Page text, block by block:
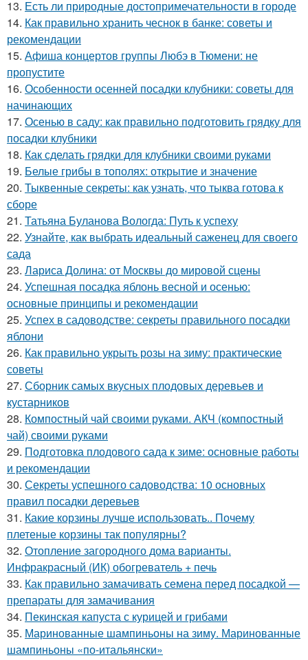
13. Есть ли природные достопримечательности в городе
14. Как правильно хранить чеснок в банке: советы и
рекомендации
15. Афиша концертов группы Любэ в Тюмени: не
пропустите
16. Особенности осенней посадки клубники: советы для
начинающих
17. Осенью в саду: как правильно подготовить грядку для
посадки клубники
18. Как сделать грядки для клубники своими руками
19. Белые грибы в тополях: открытие и значение
20. Тыквенные секреты: как узнать, что тыква готова к
сборе
21. Татьяна Буланова Вологда: Путь к успеху
22. Узнайте, как выбрать идеальный саженец для своего
сада
23. Лариса Долина: от Москвы до мировой сцены
24. Успешная посадка яблонь весной и осенью:
основные принципы и рекомендации
25. Успех в садоводстве: секреты правильного посадки
яблони
26. Как правильно укрыть розы на зиму: практические
советы
27. Сборник самых вкусных плодовых деревьев и
кустарников
28. Компостный чай своими руками. АКЧ (компостный
чай) своими руками
29. Подготовка плодового сада к зиме: основные работы
и рекомендации
30. Секреты успешного садоводства: 10 основных
правил посадки деревьев
31. Какие корзины лучше использовать.. Почему
плетеные корзины так популярны?
32. Отопление загородного дома варианты.
Инфракрасный (ИК) обогреватель + печь
33. Как правильно замачивать семена перед посадкой —
препараты для замачивания
34. Пекинская капуста с курицей и грибами
35. Маринованные шампиньоны на зиму. Маринованные
шампиньоны «по-итальянски»